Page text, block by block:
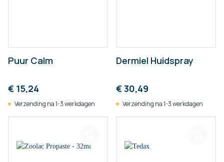
Puur Calm
€ 15,24
Verzending na 1-3 werkdagen
Dermiel Huidspray
€ 30,49
Verzending na 1-3 werkdagen